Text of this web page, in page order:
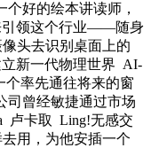
好的绘本讲读师，
引领这个行业——随身
头去识别桌面上的
新一代物理世界 AI-
个率先通往将来的窗
司曾经敏捷通过市场
卢卡取 Ling!无感交
用，为他安插一个